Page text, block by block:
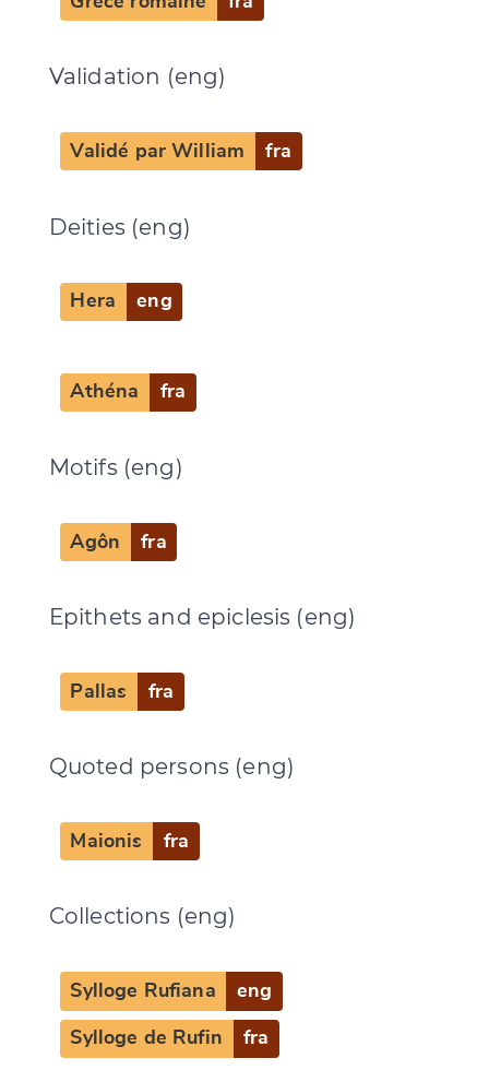
Validation (eng)
Validé par William fra
Deities (eng)
Hera eng
Athéna fra
Motifs (eng)
Agôn fra
Epithets and epiclesis (eng)
Pallas fra
Quoted persons (eng)
Maionis fra
Collections (eng)
Sylloge Rufiana eng
Sylloge de Rufin fra
CANCEL